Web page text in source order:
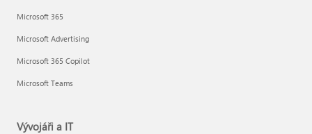
Microsoft 365
Microsoft Advertising
Microsoft 365 Copilot
Microsoft Teams
Vývojáři a IT